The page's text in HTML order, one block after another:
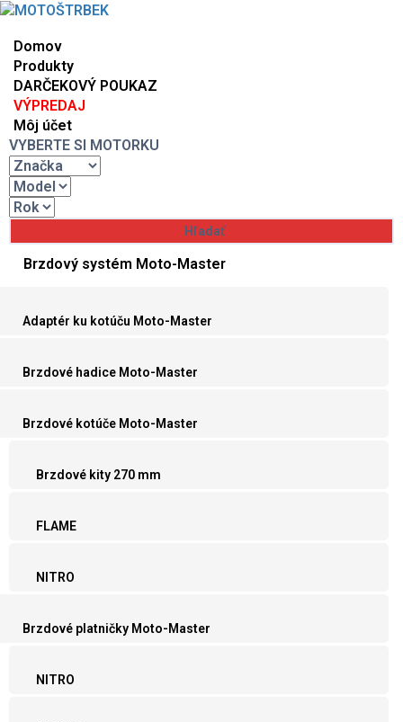
Domov
Produkty
DARČEKOVÝ POUKAZ
VÝPREDAJ
Môj účet
VYBERTE SI MOTORKU
Brzdový systém Moto-Master
Adaptér ku kotúču Moto-Master
Brzdové hadice Moto-Master
Brzdové kotúče Moto-Master
Brzdové kity 270 mm
FLAME
NITRO
Brzdové platničky Moto-Master
NITRO